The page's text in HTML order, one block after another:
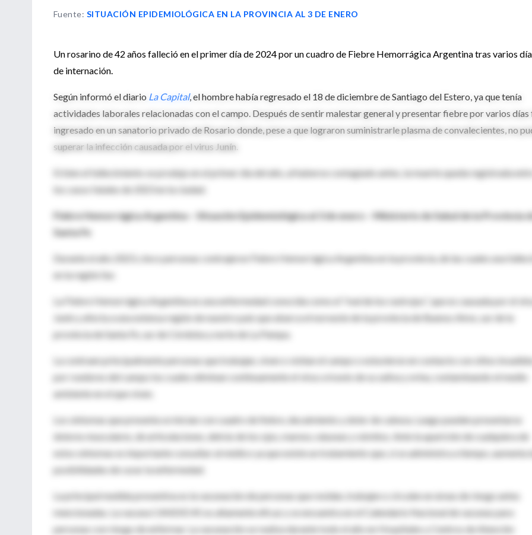
Fuente: SITUACIÓN EPIDEMIOLÓGICA EN LA PROVINCIA AL 3 DE ENERO
Un rosarino de 42 años falleció en el primer día de 2024 por un cuadro de Fiebre Hemorrágica Argentina tras varios
de internación.
Según informó el diario La Capital, el hombre había regresado el 18 de diciembre de Santiago del Estero, ya que tenía
actividades laborales relacionadas con el campo. Después de sentir malestar general y presentar fiebre por varios días
ingresado en un sanatorio privado de Rosario donde, pese a que lograron suministrarle plasma de convalecientes, no
superar la infección causada por el virus Junín.
Si bien el fallecimiento se produjo en el primer día del año, al haberse contagiado antes, la muerte queda registrada
los casos fatales de 2023 en la ciudad.
Fiebre Hemorrágica Argentina – Situación Epidemiológica al 3 de enero – Ministerio de Salud de la Provincia
Santa Fe
Durante el año 2023, cinco personas contrajeron Fiebre Hemorrágica Argentina en la provincia, de las cuales una
en la región Sur.
La Fiebre Hemorrágica Argentina es una enfermedad conocida como el “mal de los rastrojos”, que es causada por el
Junín y afecta a una extensa región de nuestro país que abarca el noroeste de la provincia de Buenos Aires, sur de la
provincia de Santa Fe, sur de Córdoba y norte de La Pampa.
La contraen principalmente personas que trabajan, viven o visitan el campo o estuvieron en contacto con sitios
por roedores del campo los cuales eliminan continuamente el virus a través de su saliva y orina, contaminando el medio
ambiente en el que viven.
Los síntomas que presenta se inician con cuadro de fiebre, decaimiento y dolor de cabeza. Luego pueden presentarse
dolores musculares, de articulaciones, detrás de los ojos, mareos, náuseas y vómitos. Ante la aparición de cualquiera de
estos síntomas es importante consultar al médico ya que existe un tratamiento que, si se administra a tiempo, aumenta
posibilidades de curar la enfermedad.
La principal medida preventiva es la vacunación de personas que residan, trabajen o circulen en áreas de riesgo antes
mencionadas. La vacuna CANDID #1 es altamente eficaz y se encuentra en el Calendario Nacional de vacunas para
personas con riesgo de enfermar. La vacunación se realiza durante todo el año en Hospitales y Centros de Atención